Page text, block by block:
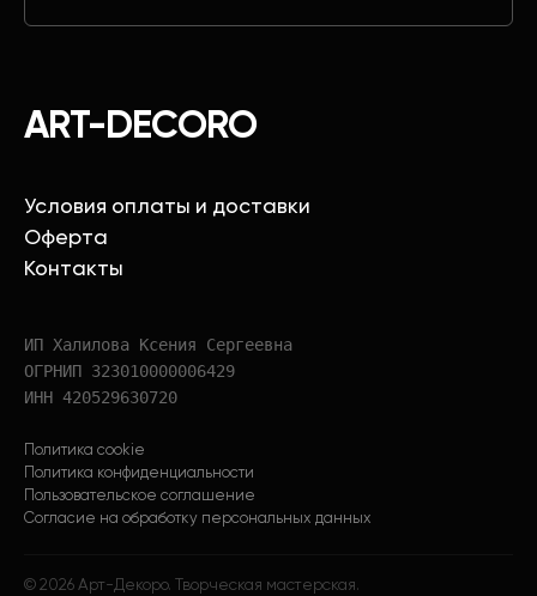
ART-DECORO
Условия оплаты и доставки
Оферта
Контакты
ИП Халилова Ксения Сергеевна
ОГРНИП 323010000006429
ИНН 420529630720
Политика cookie
Политика конфиденциальности
Пользовательское соглашение
Согласие на обработку персональных данных
© 2026 Арт-Декоро. Творческая мастерская.